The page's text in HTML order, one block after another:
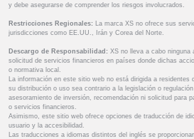
y debe asegurarse de comprender los riesgos involucrados.
Restricciones Regionales: La marca XS no ofrece sus
jurisdicciones como EE.UU., Irán y Corea del Norte.
Descargo de Responsabilidad: XS no lleva a cabo ninguna
solicitud de servicios financieros en países donde dichas
o normativa local.
La información en este sitio web no está dirigida a
su distribución o uso sea contrario a la legislación o
asesoramiento de inversión, recomendación ni solicitud para
o servicios financieros.
Asimismo, este sitio web ofrece opciones de traducción de
usuario y la accesibilidad.
Las traducciones a idiomas distintos del inglés se